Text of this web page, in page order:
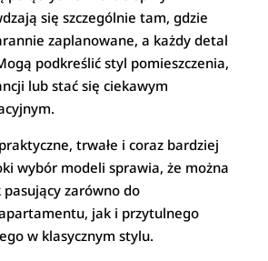
się szczególnie tam, gdzie
zaplanowane, a każdy detal
podkreślić styl pomieszczenia,
lub stać się ciekawym
trwałe i coraz bardziej
wybór modeli sprawia, że można
pasujący zarówno do
jak i przytulnego
w klasycznym stylu.